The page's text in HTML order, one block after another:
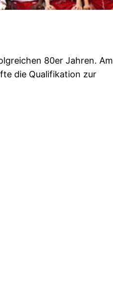
80er Jahren. Am
die Qualifikation zur